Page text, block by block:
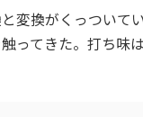
変換がくっついて
ってきた。打ち味